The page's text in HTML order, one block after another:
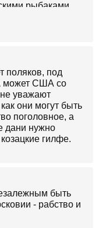
рыбаками.
и будет
поляков, под
может США со
уважают
они могут быть
поголовное, а
дани нужно
гилфе.
быть
- рабство и